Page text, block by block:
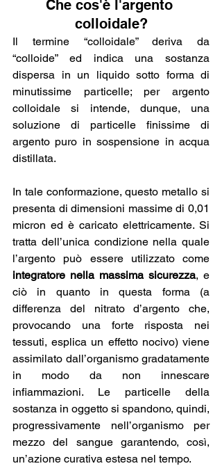
Che cos'è l'argento
colloidale?
Il termine “colloidale” deriva da
“colloide” ed indica una sostanza
dispersa in un liquido sotto forma di
minutissime particelle; per argento
colloidale si intende, dunque, una
soluzione di particelle finissime di
argento puro in sospensione in acqua
distillata.
In tale conformazione, questo metallo si
presenta di dimensioni massime di 0,01
micron ed è caricato elettricamente. Si
tratta dell’unica condizione nella quale
integratore nella massima sicurezza, e
ciò in quanto in questa forma (a
differenza del nitrato d’argento che,
provocando una forte risposta nei
tessuti, esplica un effetto nocivo) viene
assimilato dall’organismo gradatamente
in modo da non innescare
infiammazioni. Le particelle della
sostanza in oggetto si spandono, quindi,
progressivamente nell’organismo per
mezzo del sangue garantendo, così,
un’azione curativa estesa nel tempo.